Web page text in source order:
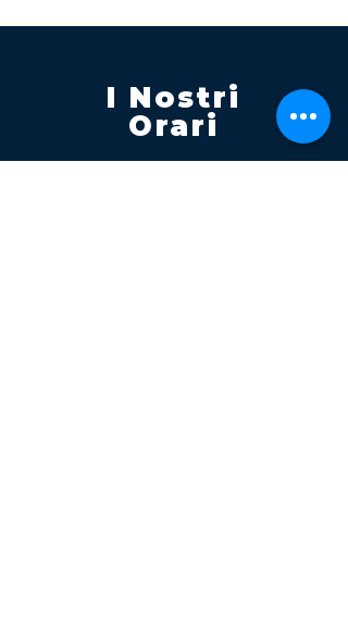
I Nostri
Orari